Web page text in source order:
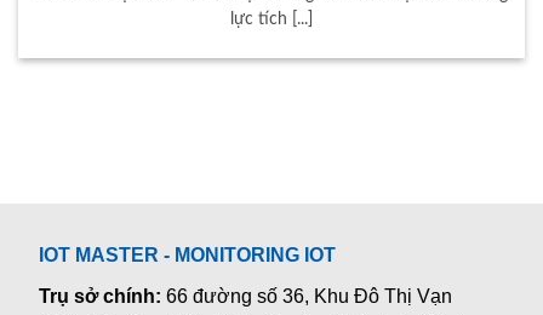
lực tích [...]
IOT MASTER - MONITORING IOT
Trụ sở chính:66 đường số 36, Khu Đô Thị Vạn